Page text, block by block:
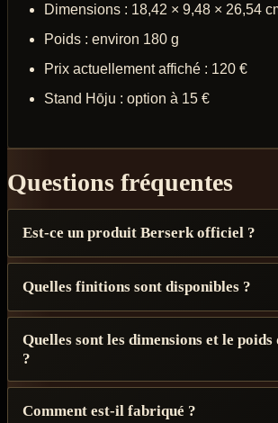
Dimensions : 18,42 × 9,48 × 26,54
Poids : environ 180 g
Prix actuellement affiché : 120 €
Stand Hōju : option à 15 €
Questions fréquentes
Est-ce un produit Berserk officiel ?
Quelles finitions sont disponibles ?
Quelles sont les dimensions et le poids
?
Comment est-il fabriqué ?